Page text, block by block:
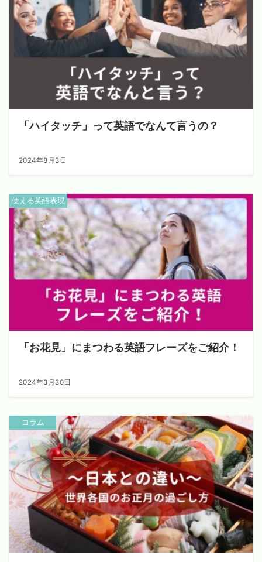
「ハイタッチ」って英語でなんて言うの？
2024年8月3日
使える英語表現
「お花見」にまつわる英語フレーズをご紹介！
2024年3月30日
コラム